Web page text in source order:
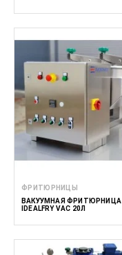
ФРИТЮРНИЦЫ
ВАКУУМНАЯ ФРИТЮРНИЦА
IDEALFRY VAC 20Л